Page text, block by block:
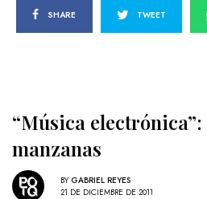
SHARE TWEET
“Música electrónica”:
manzanas
BY GABRIEL REYES
21 DE DICIEMBRE DE 2011